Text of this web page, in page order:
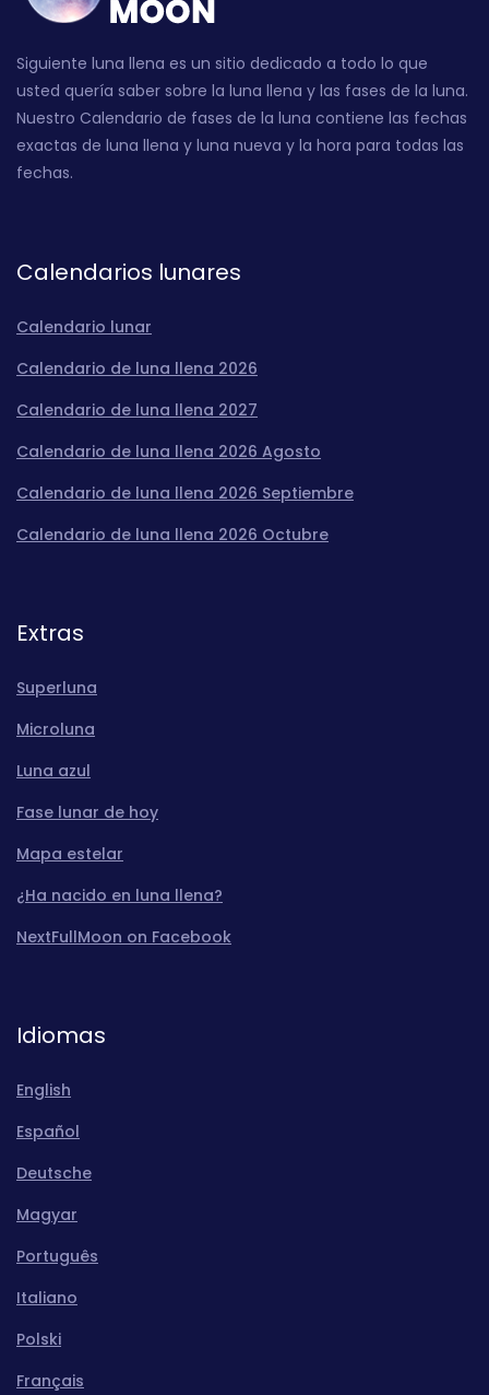
Siguiente luna llena es un sitio dedicado a todo lo que
usted quería saber sobre la luna llena y las fases de la luna.
Nuestro Calendario de fases de la luna contiene las fechas
exactas de luna llena y luna nueva y la hora para todas las
fechas.
Calendarios lunares
Calendario lunar
Calendario de luna llena 2026
Calendario de luna llena 2027
Calendario de luna llena 2026 Agosto
Calendario de luna llena 2026 Septiembre
Calendario de luna llena 2026 Octubre
Extras
Superluna
Microluna
Luna azul
Fase lunar de hoy
Mapa estelar
¿Ha nacido en luna llena?
NextFullMoon on Facebook
Idiomas
English
Español
Deutsche
Magyar
Português
Italiano
Polski
Français